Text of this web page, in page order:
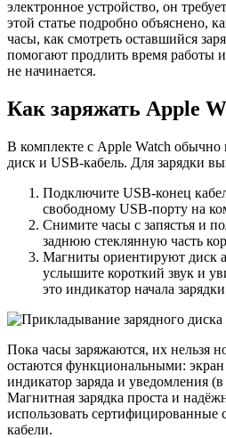
электронное устройство, он
этой статье подробно объяснено,
часы, как смотреть оставшийся
помогают продлить время работы и
не начинается.
Как заряжать Apple
В комплекте с Apple Watch
диск и USB-кабель. Для зарядки
Подключите USB-конец
свободному USB-порту на
Снимите часы с запястья и
заднюю стеклянную часть
Магниты ориентируют диск
услышите короткий звук и
это индикатор начала
Пока часы заряжаются, их нельзя
остаются функциональными: экран
индикатор заряда и уведомления
Магнитная зарядка проста и
использовать сертифицированные
кабели.